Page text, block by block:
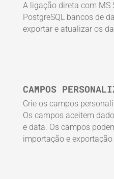
A ligação direta com MS
PostgreSQL bancos de
exportar e atualizar os
CAMPOS
Crie os campos
Os campos aceitem
e data. Os campos
importação e